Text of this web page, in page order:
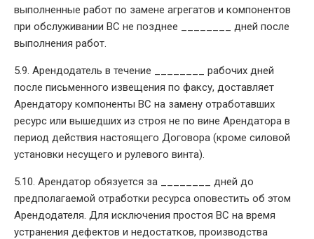
выполненные работ по замене агрегатов и компонентов
при обслуживании ВС не позднее ________ дней после
выполнения работ.
5.9. Арендодатель в течение ________ рабочих дней
после письменного извещения по факсу, доставляет
Арендатору компоненты ВС на замену отработавших
ресурс или вышедших из строя не по вине Арендатора в
период действия настоящего Договора (кроме силовой
установки несущего и рулевого винта).
5.10. Арендатор обязуется за ________ дней до
предполагаемой отработки ресурса оповестить об этом
Арендодателя. Для исключения простоя ВС на время
устранения дефектов и недостатков, производства